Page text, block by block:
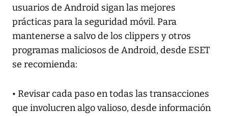
usuarios de Android sigan las mejores
prácticas para la seguridad móvil. Para
mantenerse a salvo de los clippers y otros
programas maliciosos de Android, desde ESET
se recomienda:
• Revisar cada paso en todas las transacciones
que involucren algo valioso, desde información